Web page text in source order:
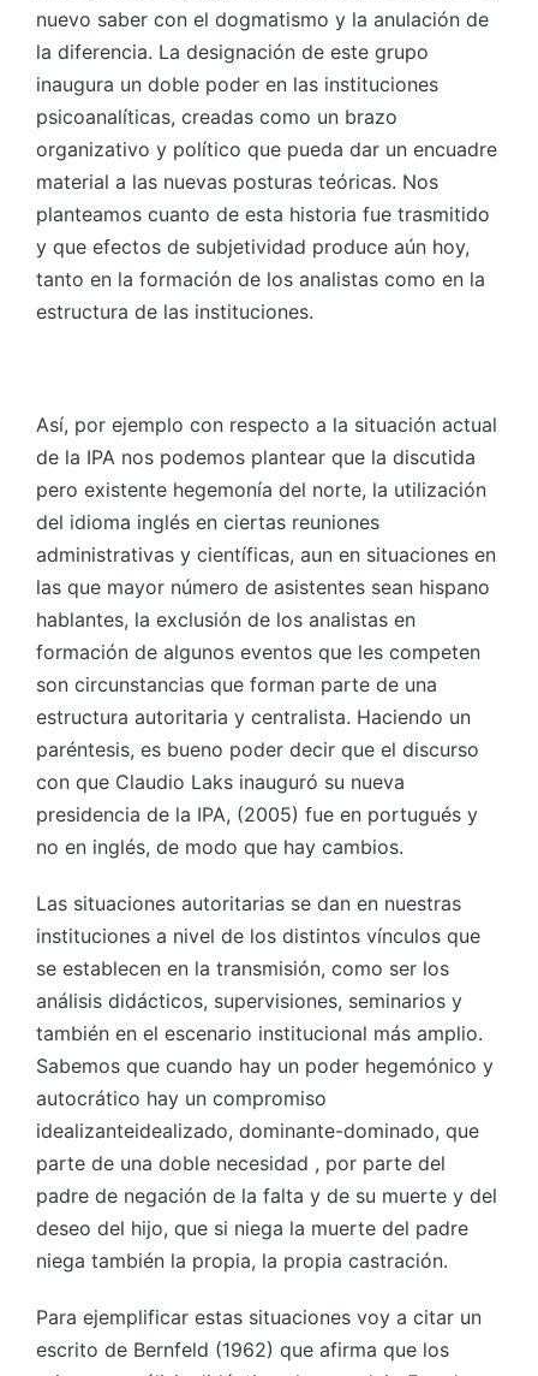
nuevo saber con el dogmatismo y la anulación de
la diferencia. La designación de este grupo
inaugura un doble poder en las instituciones
psicoanalíticas, creadas como un brazo
organizativo y político que pueda dar un encuadre
material a las nuevas posturas teóricas. Nos
planteamos cuanto de esta historia fue trasmitido
y que efectos de subjetividad produce aún hoy,
tanto en la formación de los analistas como en la
estructura de las instituciones.
Así, por ejemplo con respecto a la situación actual
de la IPA nos podemos plantear que la discutida
pero existente hegemonía del norte, la utilización
del idioma inglés en ciertas reuniones
administrativas y científicas, aun en situaciones en
las que mayor número de asistentes sean hispano
hablantes, la exclusión de los analistas en
formación de algunos eventos que les competen
son circunstancias que forman parte de una
estructura autoritaria y centralista. Haciendo un
paréntesis, es bueno poder decir que el discurso
con que Claudio Laks inauguró su nueva
presidencia de la IPA, (2005) fue en portugués y
no en inglés, de modo que hay cambios.
Las situaciones autoritarias se dan en nuestras
instituciones a nivel de los distintos vínculos que
se establecen en la transmisión, como ser los
análisis didácticos, supervisiones, seminarios y
también en el escenario institucional más amplio.
Sabemos que cuando hay un poder hegemónico y
autocrático hay un compromiso
idealizanteidealizado, dominante-dominado, que
parte de una doble necesidad , por parte del
padre de negación de la falta y de su muerte y del
deseo del hijo, que si niega la muerte del padre
niega también la propia, la propia castración.
Para ejemplificar estas situaciones voy a citar un
escrito de Bernfeld (1962) que afirma que los